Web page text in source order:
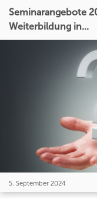
Seminarangebote
Weiterbildung in...
5. September 2024